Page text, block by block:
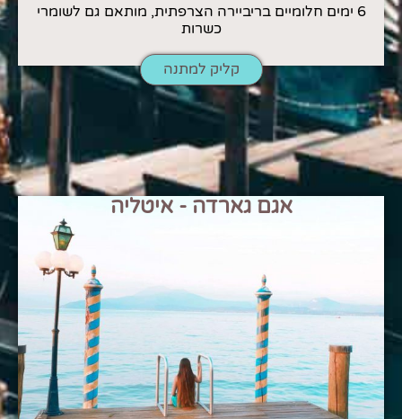
6 ימים חלומיים בריביירה הצרפתית, מותאם גם לשומרי
כשרות
קליק למתנה
אגם גארדה - איטליה